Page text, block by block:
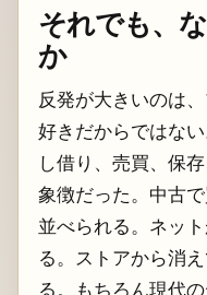
それでも、
か
反発が大きいのは
好きだからではな
し借り、売買、保
象徴だった。中古
並べられる。ネッ
る。ストアから消
る。もちろん現代